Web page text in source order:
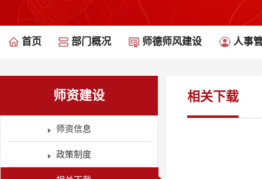
首页 部门概况 师德师风建设 人事
师资建设
师资信息
政策制度
相关下载